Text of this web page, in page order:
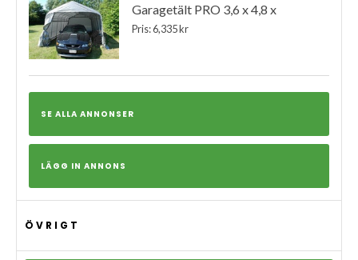
Garagetält PRO 3,6 x 4,8 x
Pris: 6,335 kr
SE ALLA ANNONSER
LÄGG IN ANNONS
ÖVRIGT